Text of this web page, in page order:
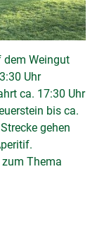
dem Weingut
Uhr
ca. 17:30 Uhr
bis ca.
gehen
Thema